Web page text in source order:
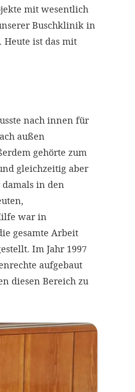
mit wesentlich
Buschklinik in
ist das mit
nach innen für
außen
gehörte zum
gleichzeitig aber
in den
war in
gesamte Arbeit
Im Jahr 1997
aufgebaut
diesen Bereich zu